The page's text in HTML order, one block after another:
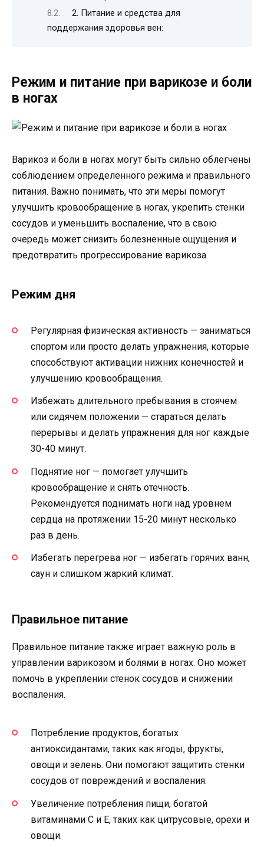
2. Питание и средства для
поддержания здоровья вен:
Режим и питание при варикозе и боли
в ногах
Варикоз и боли в ногах могут быть сильно облегчены
соблюдением определенного режима и правильного
питания. Важно понимать, что эти меры помогут
улучшить кровообращение в ногах, укрепить стенки
сосудов и уменьшить воспаление, что в свою
очередь может снизить болезненные ощущения и
предотвратить прогрессирование варикоза.
Режим дня
Регулярная физическая активность — заниматься
спортом или просто делать упражнения, которые
способствуют активации нижних конечностей и
улучшению кровообращения.
Избежать длительного пребывания в стоячем
или сидячем положении — стараться делать
перерывы и делать упражнения для ног каждые
30-40 минут.
Поднятие ног — помогает улучшить
кровообращение и снять отечность.
Рекомендуется поднимать ноги над уровнем
сердца на протяжении 15-20 минут несколько
раз в день.
Избегать перегрева ног — избегать горячих ванн,
саун и слишком жаркий климат.
Правильное питание
Правильное питание также играет важную роль в
управлении варикозом и болями в ногах. Оно может
помочь в укреплении стенок сосудов и снижении
воспаления.
Потребление продуктов, богатых
антиоксидантами, таких как ягоды, фрукты,
овощи и зелень. Они помогают защитить стенки
сосудов от повреждений и воспаления.
Увеличение потребления пищи, богатой
витаминами С и Е, таких как цитрусовые, орехи и
овощи.